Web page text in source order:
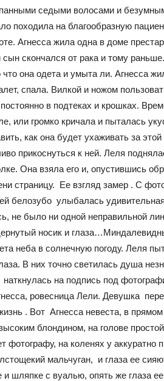
седыми волосами и
походила на благообразную
Агнесса жила одна в доме
скончался от рака и тому
она одета и умыта ли. Агнесса
спала. Вилкой и ножом
в подтеках и крошках.
или громко кричала и пыталась
как она будет ухаживать за
прикоснуться к ней. Леля
Она взяла его и, опустившись
страницу. Ее взгляд замер . С
белозубо улыбалась
не было ни одной неправильной
носик и
неба в солнечную погоду. Леля
В них точно светилась душа
наткнулась на подпись под
ровесница Лели. Девушка
. Вот Агнесса невеста, в
блондином, на голове
фотографу, на коленях у аккуратно
мальчуган, и глаза ее
шляпке с вуалью, опять же глаза